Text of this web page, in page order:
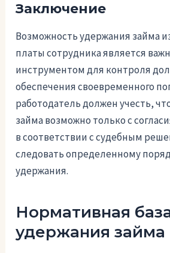
Заключение
Возможность удержания займа
платы сотрудника является
инструментом для контроля
обеспечения своевременного
работодатель должен учесть,
займа возможно только с
в соответствии с судебным
следовать определенному
удержания.
Нормативная
удержания займа